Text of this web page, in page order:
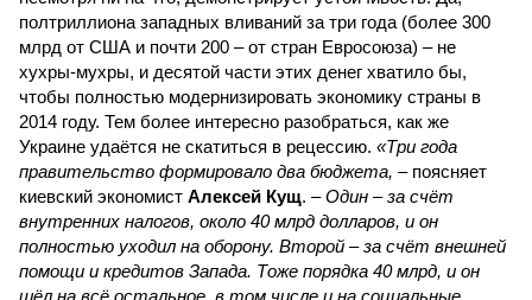
полтриллиона западных вливаний за три года (более 300
млрд от США и почти 200 – от стран Евросоюза) – не
хухры-мухры, и десятой части этих денег хватило бы,
чтобы полностью модернизировать экономику страны в
2014 году. Тем более интересно разобраться, как же
Украине удаётся не скатиться в рецессию. «Три года
правительство формировало два бюджета, – поясняет
киевский экономист Алексей Кущ. –Один – за счёт
внутренних налогов, около 40 млрд долларов, и он
полностью уходил на оборону. Второй – за счёт внешней
помощи и кредитов Запада. Тоже порядка 40 млрд, и он
шёл на всё остальное, в том числе и на социальные